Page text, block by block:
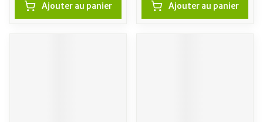
Ajouter au panier Ajouter au panier